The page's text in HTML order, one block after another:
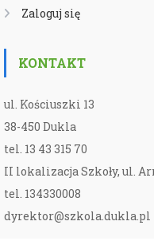
Zaloguj się
KONTAKT
ul. Kościuszki 13
38-450 Dukla
tel. 13 43 315 70
II lokalizacja Szkoły, ul.
tel. 134330008
dyrektor@szkola.dukla.pl